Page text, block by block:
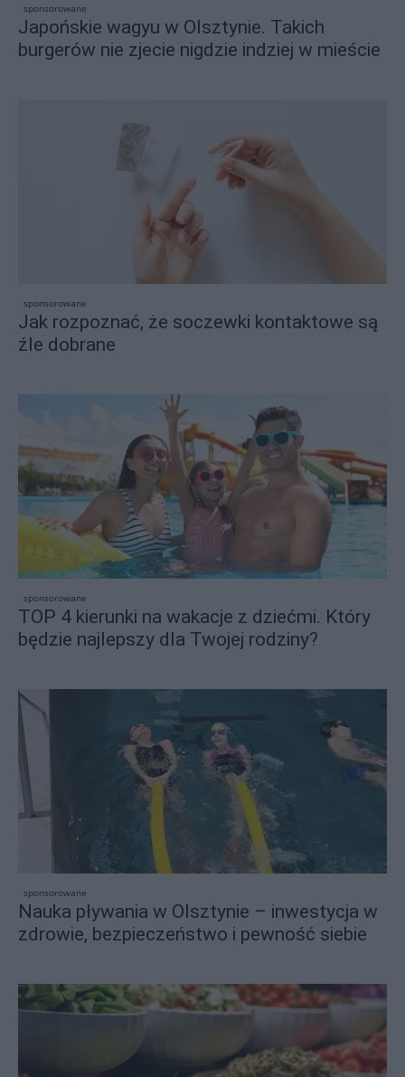
sponsorowane
Japońskie wagyu w Olsztynie. Takich
burgerów nie zjecie nigdzie indziej w mieście
sponsorowane
Jak rozpoznać, że soczewki kontaktowe są
źle dobrane
sponsorowane
TOP 4 kierunki na wakacje z dziećmi. Który
będzie najlepszy dla Twojej rodziny?
sponsorowane
Nauka pływania w Olsztynie – inwestycja w
zdrowie, bezpieczeństwo i pewność siebie